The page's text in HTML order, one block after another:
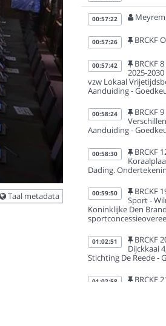
Taal metadata
00:57:22 Meyrem
00:57:26 BRCKF
00:57:42
BRCKF
2025-
vzw Lokaal
Aanduiding -
00:58:24
BRCKF
Aanduiding -
00:58:30
BRCKF
Dading.
00:59:50
BRCKF
Sport -
Koninklijke Den
01:02:51
BRCKF
Dijckkaai
Stichting De Reede -
01:02:58
BRCKF